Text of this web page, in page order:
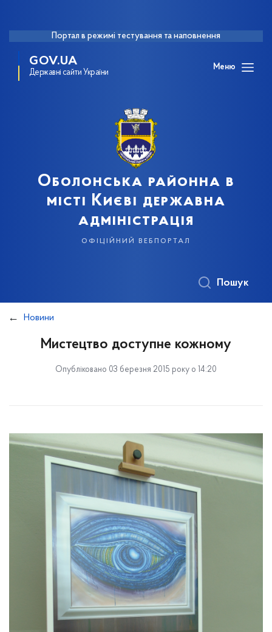
Портал в режимі тестування та наповнення
GOV.UA
Державні сайти України
Меню
Оболонська районна в
місті Києві державна
адміністрація
офіційний вебпортал
Пошук
Новини
Мистецтво доступне кожному
Опубліковано 03 березня 2015 року о 14:20